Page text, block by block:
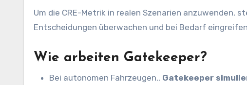
Um die CRE-Metrik in realen Szenarien anzuwenden,
Entscheidungen überwachen und bei Bedarf
Wie arbeiten Gatekeeper?
Bei autonomen Fahrzeugen,, Gatekeeper